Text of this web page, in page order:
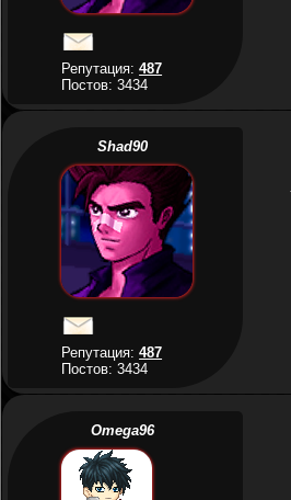
Репутация:487
Постов: 3434
Shad90
Репутация:487
Постов: 3434
Omega96